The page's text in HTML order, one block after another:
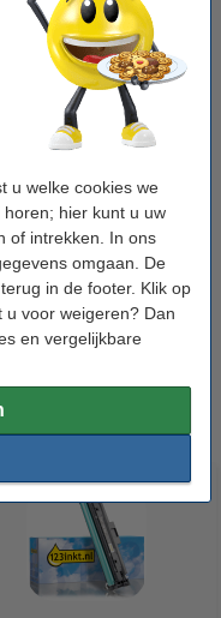
u welke cookies we
hier kunt u uw
of intrekken. In ons
omgaan. De
in de footer. Klik op
voor weigeren? Dan
en vergelijkbare
2.500 vel A4 -
te nemen i.p.v. de